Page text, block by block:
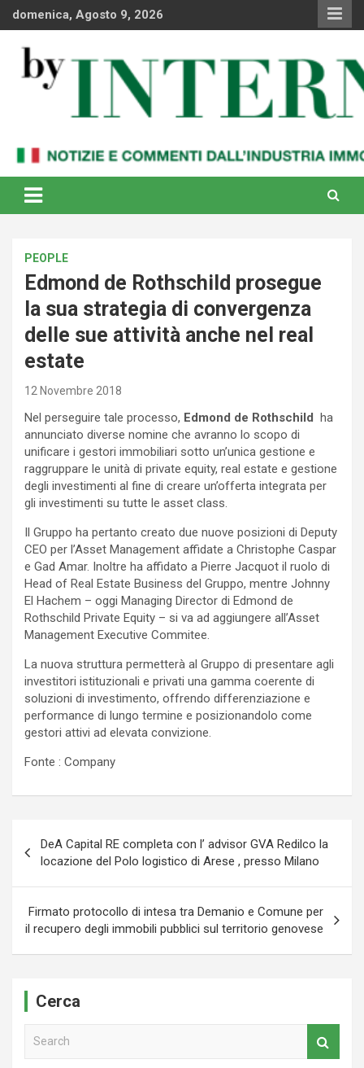
Skipdomenica, Agosto 9, 2026
By Internews
internazionale
PEOPLE
Edmond de Rothschild prosegue
la sua strategia di convergenza
delle sue attività anche nel real
estate
12 Novembre 2018
Nel perseguire tale processo, Edmond de Rothschild ha
annunciato diverse nomine che avranno lo scopo di
unificare i gestori immobiliari sotto un’unica gestione e
raggruppare le unità di private equity, real estate e gestione
degli investimenti al fine di creare un’offerta integrata per
gli investimenti su tutte le asset class.
Il Gruppo ha pertanto creato due nuove posizioni di Deputy
CEO per l’Asset Management affidate a Christophe Caspar
e Gad Amar. Inoltre ha affidato a Pierre Jacquot il ruolo di
Head of Real Estate Business del Gruppo, mentre Johnny
El Hachem – oggi Managing Director di Edmond de
Rothschild Private Equity – si va ad aggiungere all’Asset
Management Executive Commitee.
La nuova struttura permetterà al Gruppo di presentare agli
investitori istituzionali e privati una gamma coerente di
soluzioni di investimento, offrendo differenziazione e
performance di lungo termine e posizionandolo come
gestori attivi ad elevata convizione.
Fonte : Company
articoli
DeA Capital RE completa con l’ advisor GVA Redilco la
locazione del Polo logistico di Arese , presso Milano
Firmato protocollo di intesa tra Demanio e Comune per
il recupero degli immobili pubblici sul territorio genovese
Cerca